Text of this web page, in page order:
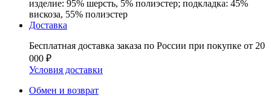
изделие: 95% шерсть, 5% полиэстер; подкладка: 45%
вискоза, 55% полиэстер
Доставка
Бесплатная доставка заказа по России при покупке от 20
000 ₽
Условия доставки
Обмен и возврат